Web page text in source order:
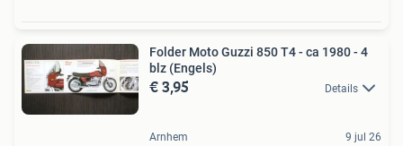
Folder Moto Guzzi 850 T4 - ca 1980 - 4
blz (Engels)
€ 3,95 Details
Arnhem 9 jul 26